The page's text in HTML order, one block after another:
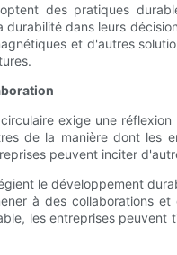
des pratiques
durabilité dans leurs
et d'autres
exige une
de la manière dont les
peuvent inciter
le développement
à des collaborations
les entreprises